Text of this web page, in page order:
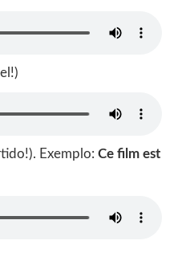
Exemplo: Ce film est